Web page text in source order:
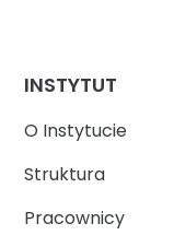
INSTYTUT
O Instytucie
Struktura
Pracownicy